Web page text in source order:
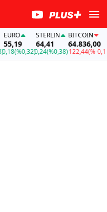
55,19
(%0,32)
STERLIN
64,41
0,24(%0,38)
BITCOIN
64.836,00
-122,44(%-0,19)